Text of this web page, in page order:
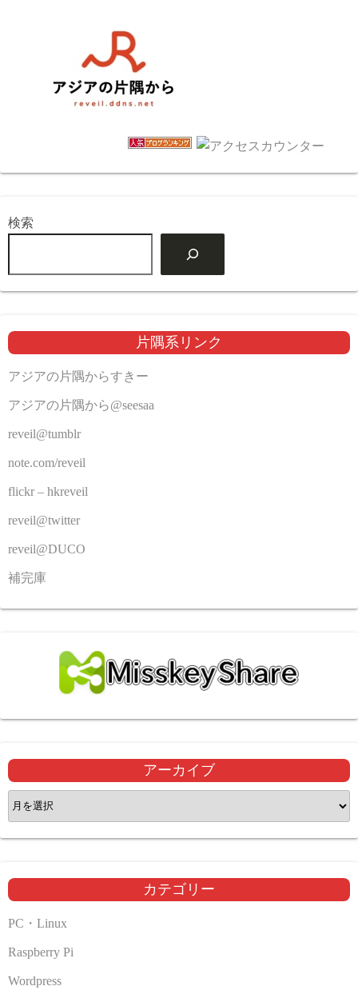
検索
片隅系リンク
アジアの片隅からすきー
アジアの片隅から@seesaa
reveil@tumblr
note.com/reveil
flickr – hkreveil
reveil@twitter
reveil@DUCO
補完庫
アーカイブ
ア
ー
カ
ブ
カテゴリー
PC・Linux
Raspberry Pi
Wordpress